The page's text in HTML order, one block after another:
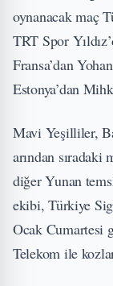
oynanacak maç
TRT Spor
Fransa’dan
Estonya’dan
Mavi Yeşilliler,
arından sıradaki
diğer Yunan
ekibi, Türkiye
Ocak Cumartesi
Telekom ile